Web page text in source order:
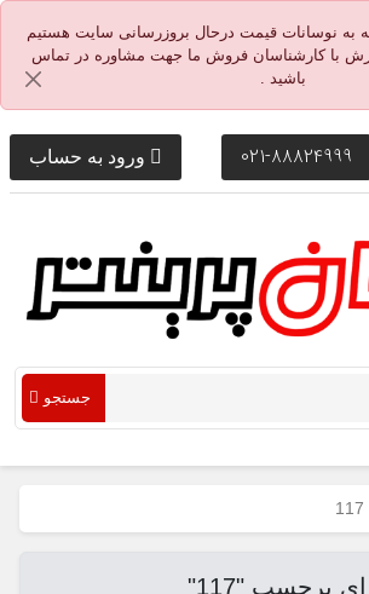
به نوسانات قیمت درحال بروزرسانی سایت هستیم
با کارشناسان فروش ما جهت مشاوره در تماس
باشید .
021-88824999 ورود به حساب
جستجو
117
برچسب "117"